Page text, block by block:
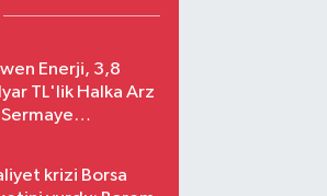
Enerji, 3,8
TL'lik Halka Arz
krizi Borsa